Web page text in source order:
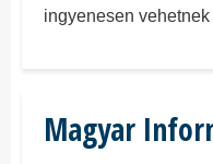
ingyenesen
Magyar